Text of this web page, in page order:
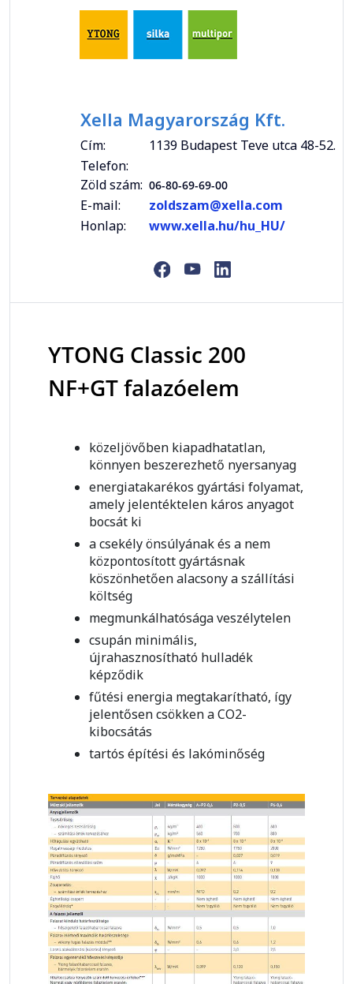
Xella Magyarország Kft.
Cím:
1139 Budapest Teve utca 48-52.
Telefon:
Zöld szám: 06-80-69-69-00
E-mail:
zoldszam@xella.com
Honlap:
www.xella.hu/hu_HU/
YTONG Classic 200
NF+GT falazóelem
közeljövőben kiapadhatatlan,
könnyen beszerezhető nyersanyag
energiatakarékos gyártási folyamat,
amely jelentéktelen káros anyagot
bocsát ki
a csekély önsúlyának és a nem
központosított gyártásnak
köszönhetően alacsony a szállítási
költség
megmunkálhatósága veszélytelen
csupán minimális,
újrahasznosítható hulladék
képződik
fűtési energia megtakarítható, így
jelentősen csökken a CO2-
kibocsátás
tartós építési és lakóminőség